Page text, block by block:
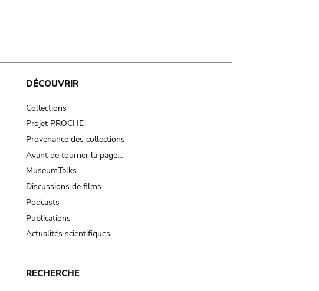
DÉCOUVRIR
Collections
Projet PROCHE
Provenance des collections
Avant de tourner la page…
MuseumTalks
Discussions de films
Podcasts
Publications
Actualités scientifiques
RECHERCHE